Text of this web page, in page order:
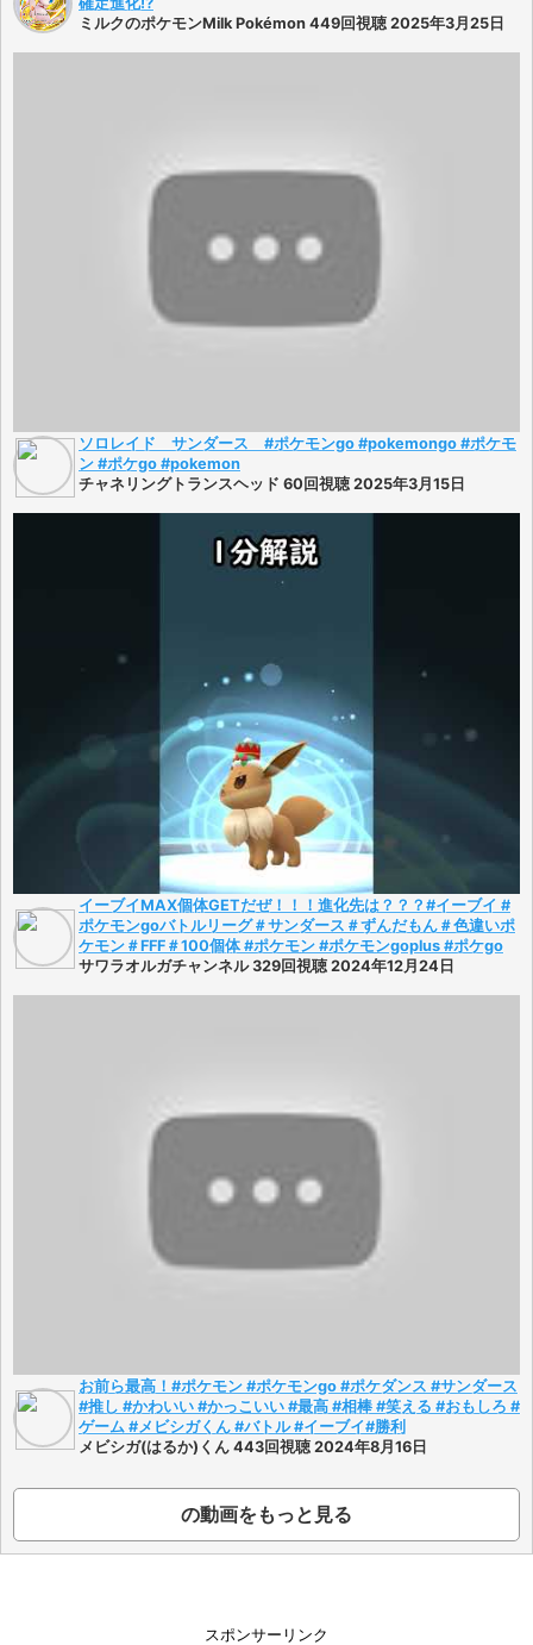
ミルクのポケモンMilk Pokémon 449回視聴 2025年3月25日
ソロレイド サンダース #ポケモンgo #pokemongo #ポケモ
ン #ポケgo #pokemon
チャネリングトランスヘッド 60回視聴 2025年3月15日
イーブイMAX個体GETだぜ！！！進化先は？？？#イーブイ #
ポケモンgoバトルリーグ＃サンダース＃ずんだもん＃色違いポ
ケモン＃FFF＃100個体 #ポケモン #ポケモンgoplus #ポケgo
サワラオルガチャンネル 329回視聴 2024年12月24日
お前ら最高！#ポケモン #ポケモンgo #ポケダンス #サンダース
#推し #かわいい #かっこいい #最高 #相棒 #笑える #おもしろ #
ゲーム #メビシガくん #バトル #イーブイ#勝利
メビシガ(はるか)くん 443回視聴 2024年8月16日
の動画をもっと見る
スポンサーリンク